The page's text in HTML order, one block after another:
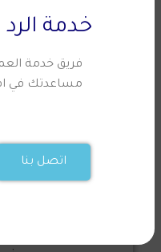
خدمة
فريق خدمة
مساعدتك في
اتصل بنا
واتساب